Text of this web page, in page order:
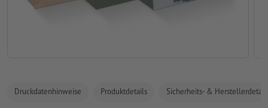
Druckdatenhinweise Produktdetails Sicherheits- &